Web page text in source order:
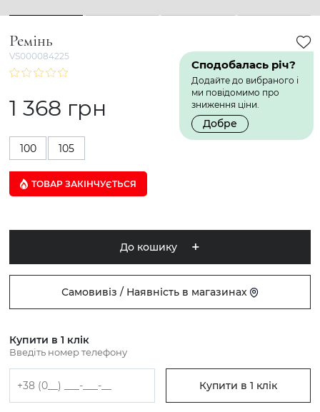
1 2 3 4
Ремінь
VS000084225
Сподобалась річ?
Додайте до вибраного і
ми повідомимо про
зниження ціни.
Добре
1 368 грн
100 105
ТОВАР ЗАКІНЧУЄTЬСЯ
До кошику
Самовивіз / Наявність в магазинах
Купити в 1 клік
Введіть номер телефону
Купити в 1 клік